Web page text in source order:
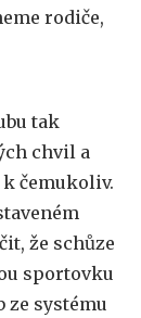
rodiče,
tak
chvil a
čemukoliv.
že schůze
sportovku
ze systému